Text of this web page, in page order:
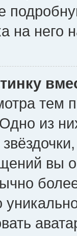
на него
тем
из
вы